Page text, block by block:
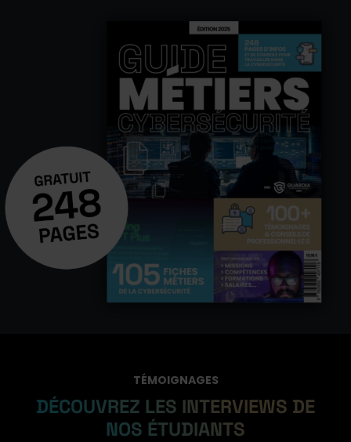
TÉMOIGNAGES
DÉCOUVREZ LES INTERVIEWS DE
NOS ÉTUDIANTS